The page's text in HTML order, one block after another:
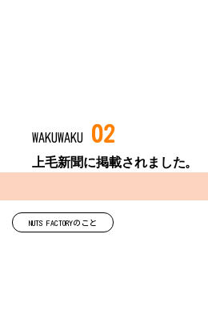
WAKUWAKU 02
上毛新聞に掲載されました。
NUTS FACTORYのこと